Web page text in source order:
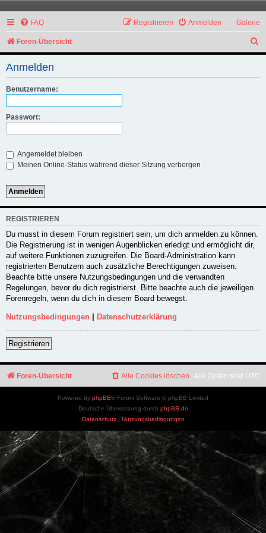
Galerie
FAQ Anmelden
Registrieren
Foren-Übersicht
u
Anmelden
Benutzername:
Passwort:
Angemeldet bleiben
Meinen Online-Status während dieser Sitzung verbergen
REGISTRIEREN
Du musst in diesem Forum registriert sein, um dich anmelden zu können.
Die Registrierung ist in wenigen Augenblicken erledigt und ermöglicht dir,
auf weitere Funktionen zuzugreifen. Die Board-Administration kann
registrierten Benutzern auch zusätzliche Berechtigungen zuweisen.
Beachte bitte unsere Nutzungsbedingungen und die verwandten
Regelungen, bevor du dich registrierst. Bitte beachte auch die jeweiligen
Forenregeln, wenn du dich in diesem Board bewegst.
Nutzungsbedingungen Datenschutzerklärung
Registrieren
Foren-Übersicht Alle Zeiten sind UTC
Alle Cookies löschen
Powered by phpBB® Forum Software © phpBB Limited
Deutsche Übersetzung durch phpBB.de
Datenschutz| Nutzungsbedingungen